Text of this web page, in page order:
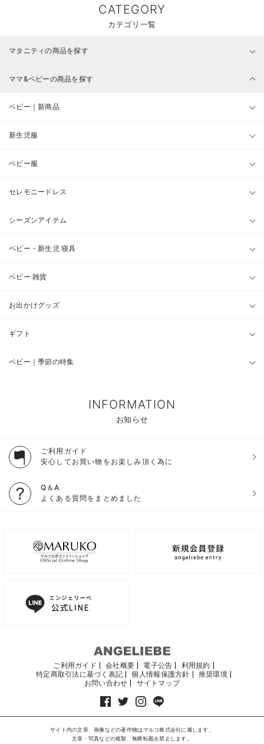
CATEGORY
カテゴリ一覧
マタニティの商品を探す
ママ&ベビーの商品を探す
ベビー｜新商品
新生児服
ベビー服
セレモニードレス
シーズンアイテム
ベビー・新生児 寝具
ベビー 雑貨
お出かけグッズ
ギフト
ベビー｜季節の特集
INFORMATION
お知らせ
ご利用ガイド
安心してお買い物をお楽しみ頂く為に
Q＆A
よくある質問をまとめました
ご利用ガイド 会社概要 電子公告
利用規約
特定商取引法に基づく表記
個人情報保護方針
推奨環境
お問い合わせ
サイトマップ
サイト内の文章、画像などの著作物はマルコ株式会社に属します。
文章・写真などの複製、無断転載を禁止します。